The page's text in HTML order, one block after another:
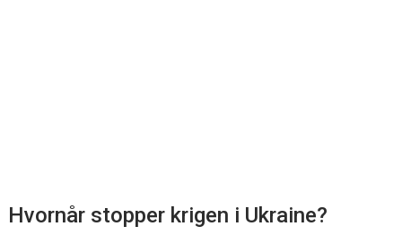
Hvornår stopper krigen i Ukraine?